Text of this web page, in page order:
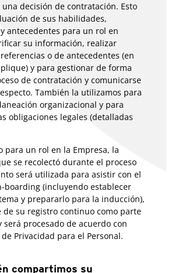
decisión de contratación. Esto
de sus habilidades,
antecedentes para un rol en
su información, realizar
o de antecedentes (en
y para gestionar de forma
de contratación y comunicarse
También la utilizamos para
organizacional y para
obligaciones legales (detalladas
para un rol en la Empresa, la
se recolectó durante el proceso
será utilizada para asistir con el
boarding (incluyendo establecer
y prepararlo para la inducción),
su registro continuo como parte
será procesado de acuerdo con
Privacidad para el Personal.
compartimos su